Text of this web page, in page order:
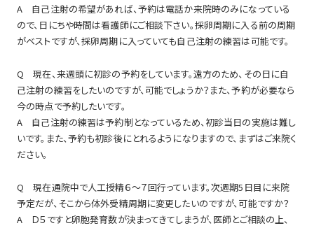
A 自己注射の希望があれば、予約は電話か来院時のみになっている
ので、日にちや時間は看護師にご相談下さい。採卵周期に入る前の周期
がベストですが、採卵周期に入っていても自己注射の練習は可能です。
Q 現在、来週頭に初診の予約をしています。遠方のため、その日に自
己注射の練習をしたいのですが、可能でしょうか？また、予約が必要なら
今の時点で予約したいです。
A 自己注射の練習は予約制となっているため、初診当日の実施は難し
いです。また、予約も初診後にとれるようになりますので、まずはご来院く
ださい。
Q 現在通院中で人工授精６～７回行っています。次週期5日目に来院
予定だが、そこから体外受精周期に変更したいのですが、可能ですか？
A Ｄ５ですと卵胞発育数が決まってきてしまうが、医師とご相談の上、